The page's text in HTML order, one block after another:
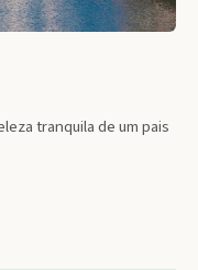
tranquila de um pais